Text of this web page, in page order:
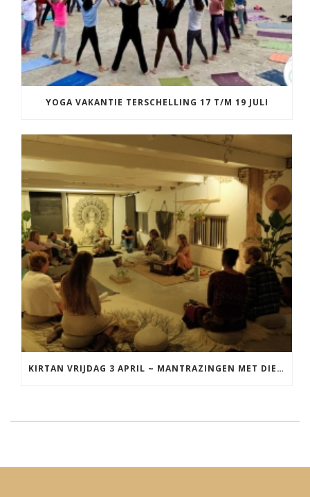
YOGA VAKANTIE TERSCHELLING 17 T/M 19 JULI
KIRTAN VRIJDAG 3 APRIL ~ MANTRAZINGEN MET DIEDERICK IN LEEUWARDEN